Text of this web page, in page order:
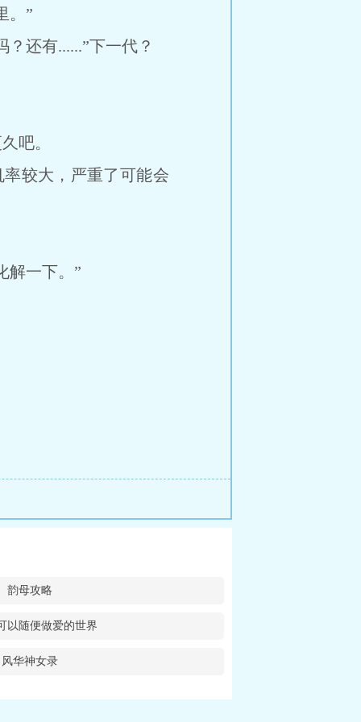
。”
还有......”下一代？
吧。
较大，严重了可能会
解一下。”
韵母攻略
以随便做爱的世界
风华神女录